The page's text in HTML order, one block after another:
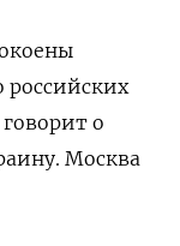
российских
о
Москва